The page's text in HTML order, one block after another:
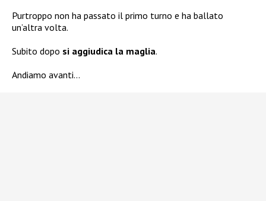
Purtroppo non ha passato il primo turno e ha ballato
un’altra volta.
Subito dopo si aggiudica la maglia.
Andiamo avanti…